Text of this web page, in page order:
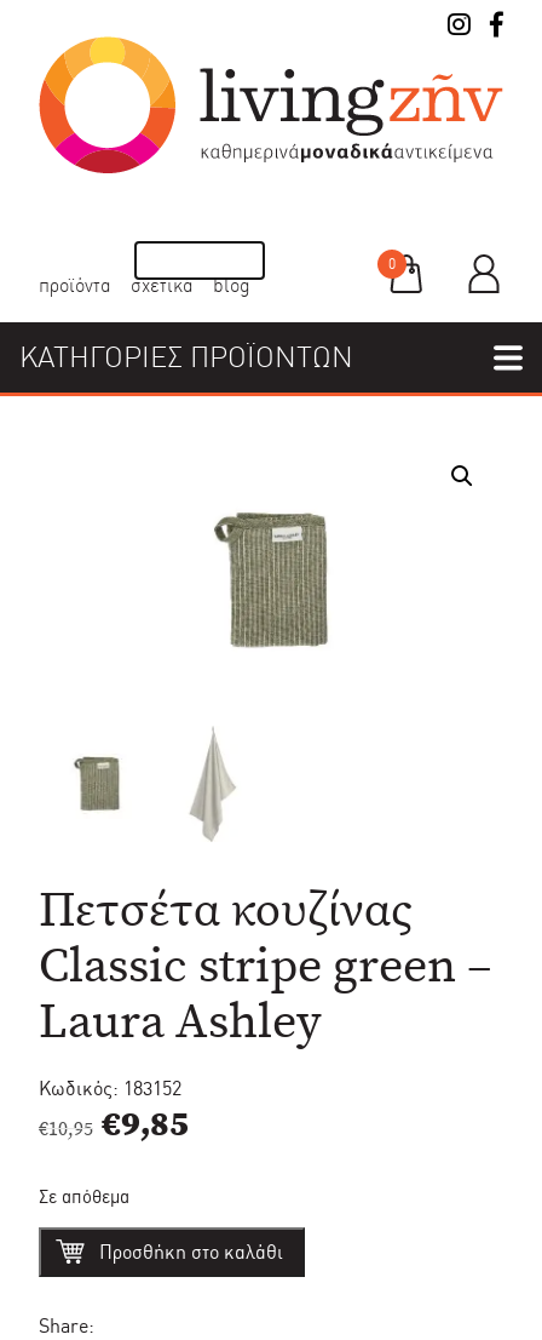
προϊόντα σχετικά blog
0
ΚΑΤΗΓΟΡΙΕΣ ΠΡΟΪΟΝΤΩΝ
Πετσέτα κουζίνας
Classic stripe green –
Laura Ashley
Κωδικός: 183152
€10,95 Original
was:
€10,95.
€9,85
είναι:
Σε απόθεμα
Πετσέτα
κουζίνας
Classic
green
Προσθήκη στο καλάθι
Share: